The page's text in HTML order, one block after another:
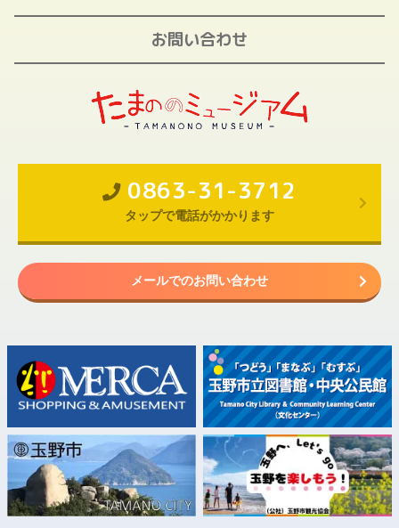
お問い合わせ
0863-31-3712
タップで電話がかかります
メールでのお問い合わせ